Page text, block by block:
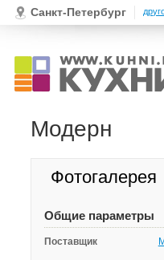
Санкт-Петербург
Модерн
Фотогалерея
Общие параметры
Поставщик